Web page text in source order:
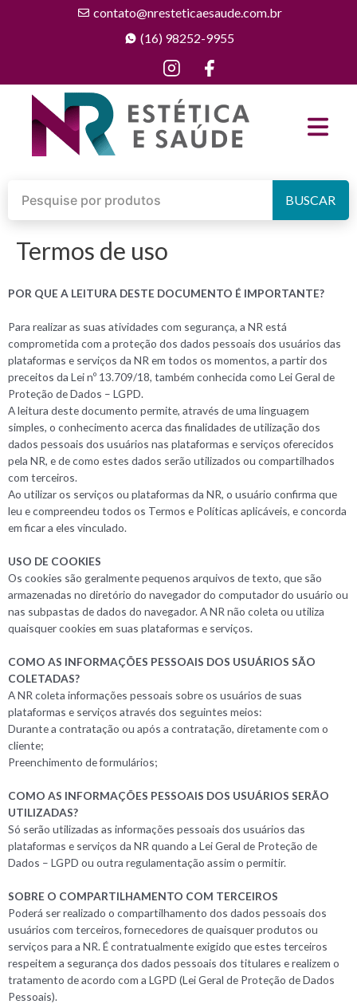
contato@nresteticaesaude.com.br
(16) 98252-9955
BUSCAR
Termos de uso
POR QUE A LEITURA DESTE DOCUMENTO É IMPORTANTE?
Para realizar as suas atividades com segurança, a NR está
comprometida com a proteção dos dados pessoais dos usuários das
plataformas e serviços da NR em todos os momentos, a partir dos
preceitos da Lei nº 13.709/18, também conhecida como Lei Geral de
Proteção de Dados – LGPD.
A leitura deste documento permite, através de uma linguagem
simples, o conhecimento acerca das finalidades de utilização dos
dados pessoais dos usuários nas plataformas e serviços oferecidos
pela NR, e de como estes dados serão utilizados ou compartilhados
com terceiros.
Ao utilizar os serviços ou plataformas da NR, o usuário confirma que
leu e compreendeu todos os Termos e Políticas aplicáveis, e concorda
em ficar a eles vinculado.
USO DE COOKIES
Os cookies são geralmente pequenos arquivos de texto, que são
armazenadas no diretório do navegador do computador do usuário ou
nas subpastas de dados do navegador. A NR não coleta ou utiliza
quaisquer cookies em suas plataformas e serviços.
COMO AS INFORMAÇÕES PESSOAIS DOS USUÁRIOS SÃO
COLETADAS?
A NR coleta informações pessoais sobre os usuários de suas
plataformas e serviços através dos seguintes meios:
Durante a contratação ou após a contratação, diretamente com o
cliente;
Preenchimento de formulários;
COMO AS INFORMAÇÕES PESSOAIS DOS USUÁRIOS SERÃO
UTILIZADAS?
Só serão utilizadas as informações pessoais dos usuários das
plataformas e serviços da NR quando a Lei Geral de Proteção de
Dados – LGPD ou outra regulamentação assim o permitir.
SOBRE O COMPARTILHAMENTO COM TERCEIROS
Poderá ser realizado o compartilhamento dos dados pessoais dos
usuários com terceiros, fornecedores de quaisquer produtos ou
serviços para a NR. É contratualmente exigido que estes terceiros
respeitem a segurança dos dados pessoais dos titulares e realizem o
tratamento de acordo com a LGPD (Lei Geral de Proteção de Dados
Pessoais).